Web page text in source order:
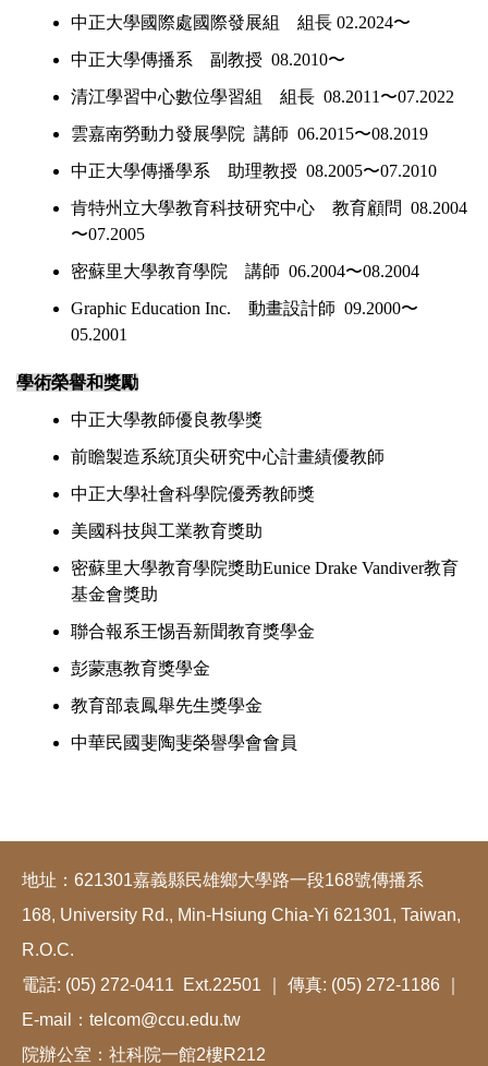
中正大學國際處國際發展組 組長 02.2024〜
中正大學傳播系 副教授 08.2010〜
清江學習中心數位學習組 組長 08.2011〜07.2022
雲嘉南勞動力發展學院 講師 06.2015〜08.2019
中正大學傳播學系 助理教授 08.2005〜07.2010
肯特州立大學教育科技研究中心 教育顧問 08.2004
〜07.2005
密蘇里大學教育學院 講師 06.2004〜08.2004
Graphic Education Inc. 動畫設計師 09.2000〜
05.2001
學術榮譽和獎勵
中正大學教師優良教學獎
前瞻製造系統頂尖研究中心計畫績優教師
中正大學社會科學院優秀教師獎
美國科技與工業教育獎助
密蘇里大學教育學院獎助Eunice Drake Vandiver教育
基金會獎助
聯合報系王惕吾新聞教育獎學金
彭蒙惠教育獎學金
教育部袁鳳舉先生獎學金
中華民國斐陶斐榮譽學會會員
地址：621301嘉義縣民雄鄉大學路一段168號傳播系
168, University Rd., Min-Hsiung Chia-Yi 621301, Taiwan,
R.O.C.
電話: (05) 272-0411 Ext.22501 ｜ 傳真: (05) 272-1186 ｜
E-mail：telcom@ccu.edu.tw
院辦公室：社科院一館2樓R212